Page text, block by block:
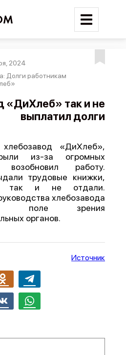
Войти
Поиск
Новости
конфликты
Отчеты
публикацию
API
2024
Долги работникам
«ДиХлеб» так и не
выплатил долги
хлебозавод «ДиХлеб»,
из-за огромных
работу.
трудовые книжки,
так и не отдали.
хлебозавода
поле зрения
органов.
Источник